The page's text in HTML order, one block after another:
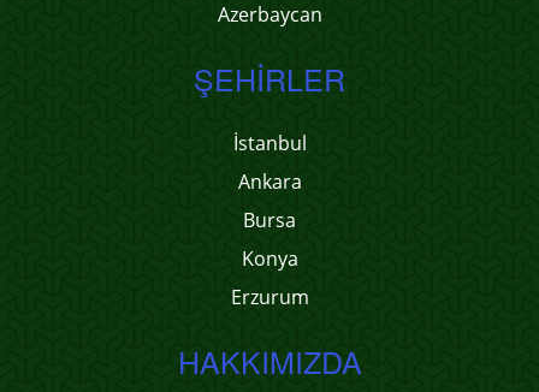
Azerbaycan
ŞEHIRLER
İstanbul
Ankara
Bursa
Konya
Erzurum
HAKKIMIZDA